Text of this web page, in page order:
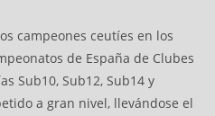
campeones ceutíes en los
de España de Clubes
Sub10, Sub12, Sub14 y
a gran nivel, llevándose el